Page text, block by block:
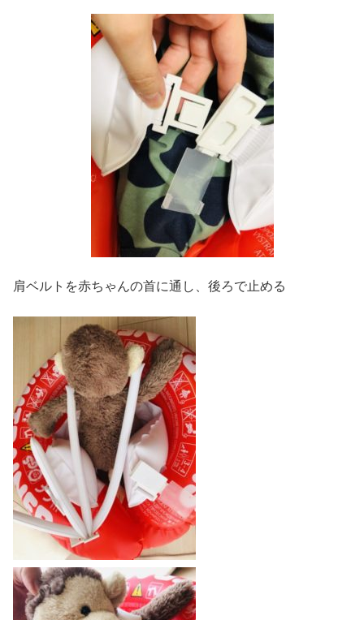
肩ベルトを赤ちゃんの首に通し、後ろで止める